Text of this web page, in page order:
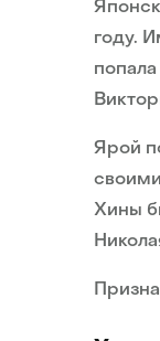
году.
Ярой
Хины